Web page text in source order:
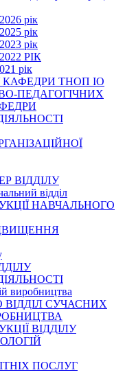
рік
рік
рік
РІК
рік
КАФЕДРИ ТНОП ІО
ПЕДАГОГІЧНИХ
ВІДДІЛУ
вiддiл
НАВЧАЛЬНОГО
виробництва
СУЧАСНИХ
ВІДДІЛУ
ПОСЛУГ